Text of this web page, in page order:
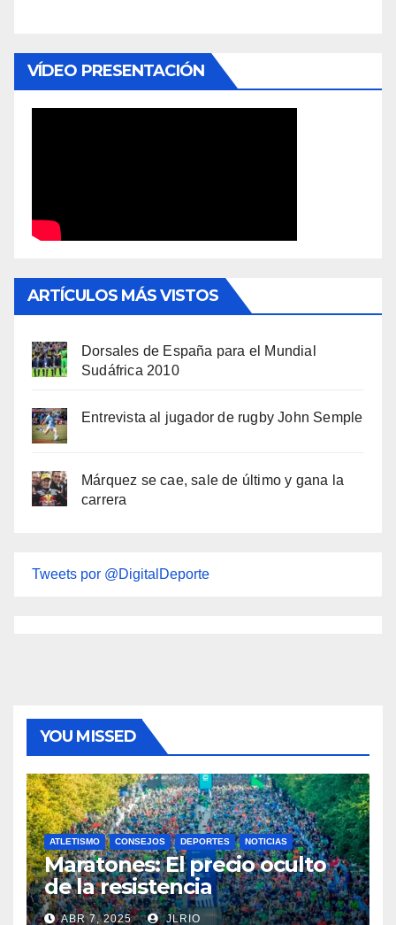
VÍDEO PRESENTACIÓN
ARTÍCULOS MÁS VISTOS
Dorsales de España para el Mundial
Sudáfrica 2010
Entrevista al jugador de rugby John Semple
Márquez se cae, sale de último y gana la
carrera
Tweets por @DigitalDeporte
YOU MISSED
ATLETISMO CONSEJOS DEPORTES NOTICIAS
Maratones: El precio oculto
de la resistencia
ABR 7, 2025 JLRIO